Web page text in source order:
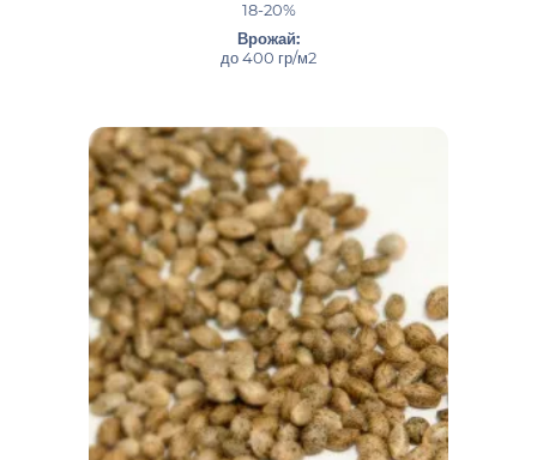
18-20%
Врожай:
до 400 гр/м2